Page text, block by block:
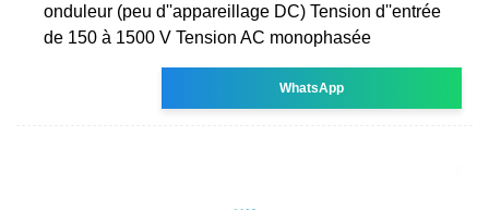
onduleur (peu d''appareillage DC) Tension d''entrée
de 150 à 1500 V Tension AC monophasée
WhatsApp